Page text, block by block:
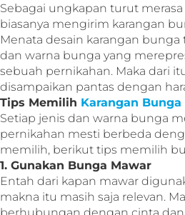
Sebagai ungkapan turut
biasanya mengirim karangan
Menata desain karangan
dan warna bunga yang
sebuah pernikahan. Maka dari
disampaikan pantas dengan
Tips Memilih Karangan Bunga
Setiap jenis dan warna bunga
pernikahan mesti berbeda
memilih, berikut tips memilih
1. Gunakan Bunga Mawar
Entah dari kapan mawar
makna itu masih saja relevan.